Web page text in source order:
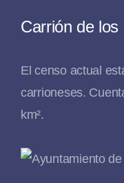
Carrión de los
El censo actual
carrioneses.
km².